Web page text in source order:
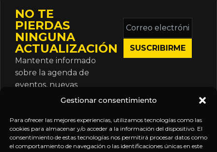
Gestionar consentimiento
Para ofrecer las mejores experiencias, utilizamos tecnologías como las
cookies para almacenar y/o acceder a la información del dispositivo. El
consentimiento de estas tecnologías nos permitirá procesar datos como
el comportamiento de navegación o las identificaciones únicas en este
NO TE
PIERDAS
NINGUNA
ACTUALIZACIÓN
Mantente informado
sobre la agenda de
eventos, nuevas
publicaciones y
suscripción.
Correo
electrónico
*